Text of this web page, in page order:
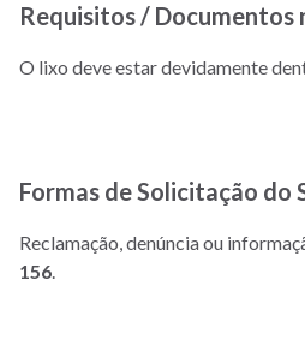
Requisitos / Documentos
O lixo deve estar devidamente
Formas de Solicitação do
Reclamação, denúncia ou
156.